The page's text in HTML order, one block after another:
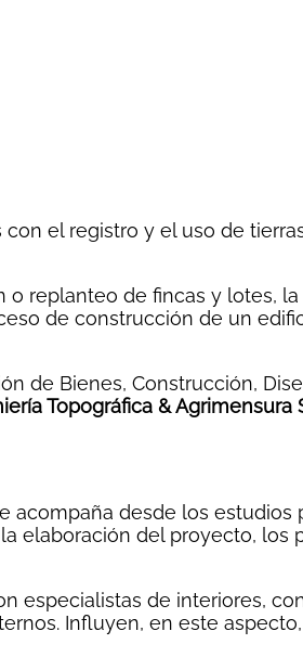
el registro y el uso de
replanteo de fincas y lotes,
de construcción de un
de Bienes, Construcción,
Topográfica & Agrimensura
desde los
elaboración del proyecto,
especialistas de interiores,
Influyen, en este